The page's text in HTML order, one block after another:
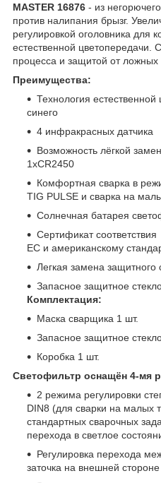
MASTER 16876 - из
против налипания брызг.
регулировкой оголовника для
естественной цветопередачи.
процесса и защитой от ложных
Преимущества:
Технология
синего
4 инфракрасных датчика
Возможность лёгкой
1xCR2450
Комфортная сварка в
TIG PULSE и сварка на
Солнечная батарея
Сертификат
ЕС и американскому
Легкая замена защитного
Запасное защитное
Комплектация:
Маска сварщика 1 шт.
Запасное защитное
Коробка 1 шт.
Светофильтр оснащён 4-мя
2 режима регулировки
DIN8 (для сварки на малых
стандартных сварочных
перехода в светлое
Регулировка перехода
заточка на внешней